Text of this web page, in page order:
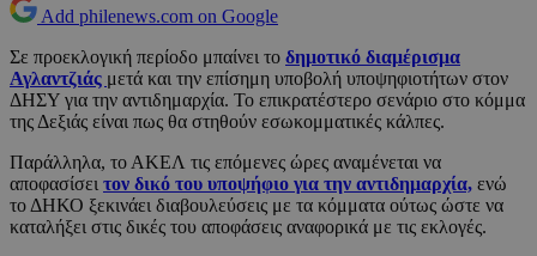
Add philenews.com on Google
Σε προεκλογική περίοδο μπαίνει το δημοτικό διαμέρισμα
Αγλαντζιάς μετά και την επίσημη υποβολή υποψηφιοτήτων στον
ΔΗΣΥ για την αντιδημαρχία. Το επικρατέστερο σενάριο στο κόμμα
της Δεξιάς είναι πως θα στηθούν εσωκομματικές κάλπες.
Παράλληλα, το ΑΚΕΛ τις επόμενες ώρες αναμένεται να
αποφασίσει τον δικό του υποψήφιο για την αντιδημαρχία, ενώ
το ΔΗΚΟ ξεκινάει διαβουλεύσεις με τα κόμματα ούτως ώστε να
καταλήξει στις δικές του αποφάσεις αναφορικά με τις εκλογές.